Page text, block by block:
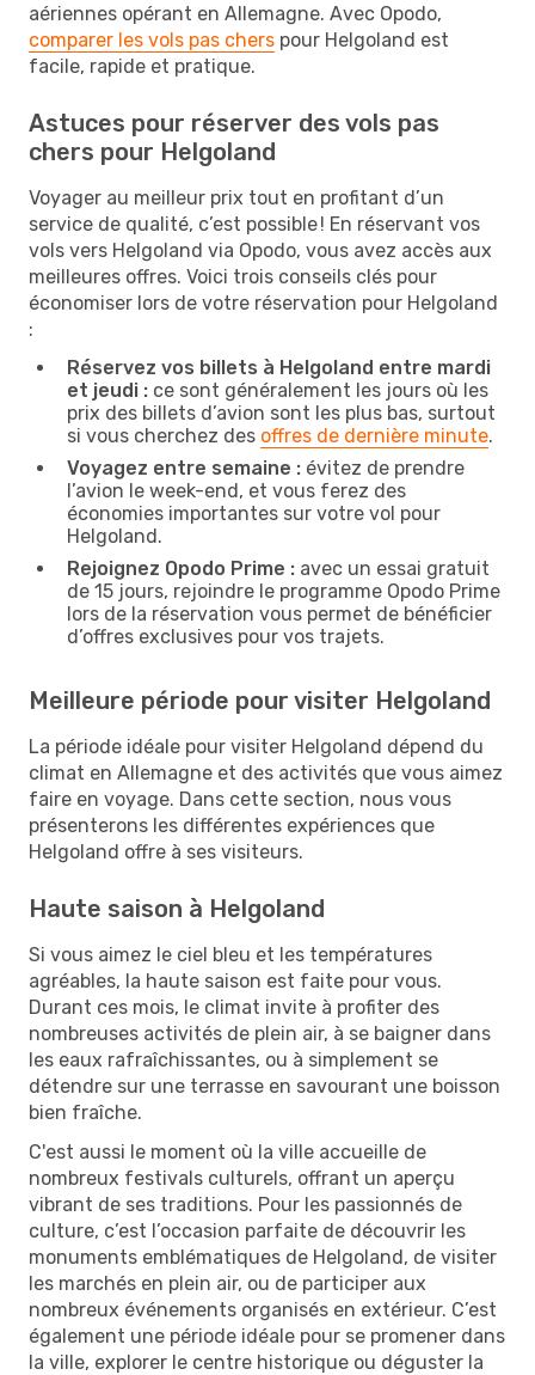
aériennes opérant en Allemagne. Avec Opodo,
comparer les vols pas chers pour Helgoland est
facile, rapide et pratique.
Astuces pour réserver des vols pas
chers pour Helgoland
Voyager au meilleur prix tout en profitant d’un
service de qualité, c’est possible ! En réservant vos
vols vers Helgoland via Opodo, vous avez accès aux
meilleures offres. Voici trois conseils clés pour
économiser lors de votre réservation pour Helgoland
:
Réservez vos billets à Helgoland entre mardi
et jeudi : ce sont généralement les jours où les
prix des billets d’avion sont les plus bas, surtout
si vous cherchez des offres de dernière minute.
Voyagez entre semaine : évitez de prendre
l’avion le week-end, et vous ferez des
économies importantes sur votre vol pour
Helgoland.
Rejoignez Opodo Prime : avec un essai gratuit
de 15 jours, rejoindre le programme Opodo Prime
lors de la réservation vous permet de bénéficier
d’offres exclusives pour vos trajets.
Meilleure période pour visiter Helgoland
La période idéale pour visiter Helgoland dépend du
climat en Allemagne et des activités que vous aimez
faire en voyage. Dans cette section, nous vous
présenterons les différentes expériences que
Helgoland offre à ses visiteurs.
Haute saison à Helgoland
Si vous aimez le ciel bleu et les températures
agréables, la haute saison est faite pour vous.
Durant ces mois, le climat invite à profiter des
nombreuses activités de plein air, à se baigner dans
les eaux rafraîchissantes, ou à simplement se
détendre sur une terrasse en savourant une boisson
bien fraîche.
C'est aussi le moment où la ville accueille de
nombreux festivals culturels, offrant un aperçu
vibrant de ses traditions. Pour les passionnés de
culture, c’est l’occasion parfaite de découvrir les
monuments emblématiques de Helgoland, de visiter
les marchés en plein air, ou de participer aux
nombreux événements organisés en extérieur. C’est
également une période idéale pour se promener dans
la ville, explorer le centre historique ou déguster la